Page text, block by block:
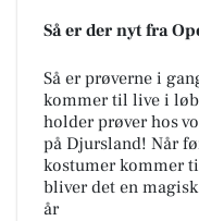
Så er der nyt fra
Så er prøverne i
kommer til live i
holder prøver hos
på Djursland! Når
kostumer kommer
bliver det en
år ️